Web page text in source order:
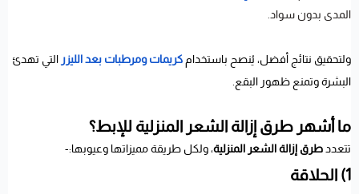
المدى بدون سواد.
ولتحقيق نتائج أفضل، يُنصح باستخدام كريمات ومرطبات بعد الليزر التي تهدئ
البشرة وتمنع ظهور البقع.
ما أشهر طرق إزالة الشعر المنزلية للإبط؟
تتعددطرق إزالة الشعر المنزلية، ولكل طريقة مميزاتها وعيوبها:-
1) الحلاقة